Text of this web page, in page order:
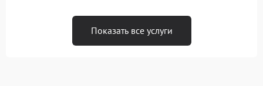
Показать все услуги